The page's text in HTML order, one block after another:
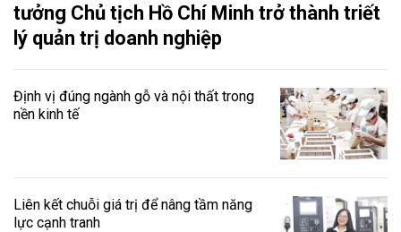
tưởng Chủ tịch Hồ Chí Minh trở thành triết
lý quản trị doanh nghiệp
Định vị đúng ngành gỗ và nội thất trong
nền kinh tế
Liên kết chuỗi giá trị để nâng tầm năng
lực cạnh tranh